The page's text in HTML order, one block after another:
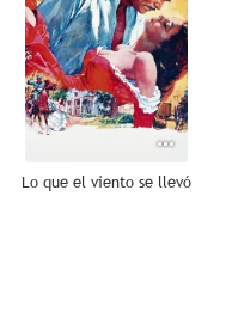
Lo que el viento se llevó